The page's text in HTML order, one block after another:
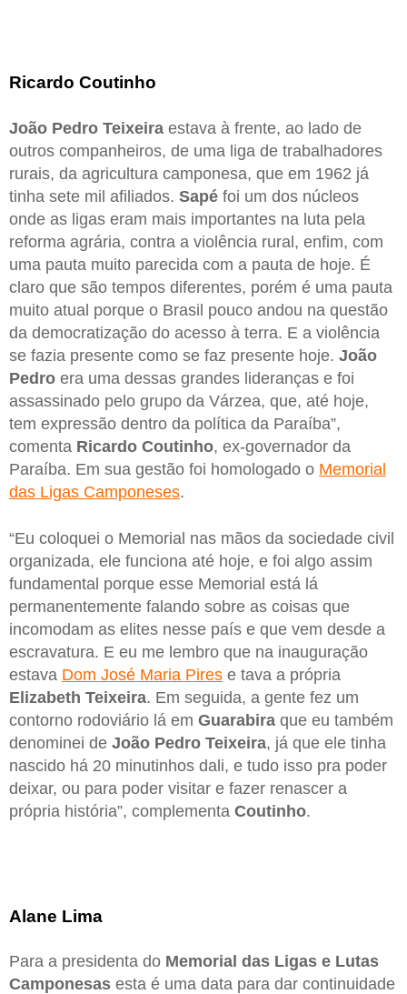
Ricardo Coutinho
João Pedro Teixeira estava à frente, ao lado de
outros companheiros, de uma liga de trabalhadores
rurais, da agricultura camponesa, que em 1962 já
tinha sete mil afiliados. Sapé foi um dos núcleos
onde as ligas eram mais importantes na luta pela
reforma agrária, contra a violência rural, enfim, com
uma pauta muito parecida com a pauta de hoje. É
claro que são tempos diferentes, porém é uma pauta
muito atual porque o Brasil pouco andou na questão
da democratização do acesso à terra. E a violência
se fazia presente como se faz presente hoje. João
Pedro era uma dessas grandes lideranças e foi
assassinado pelo grupo da Várzea, que, até hoje,
tem expressão dentro da política da Paraíba”,
comenta Ricardo Coutinho, ex-governador da
Paraíba. Em sua gestão foi homologado o Memorial
das Ligas Camponeses.
“Eu coloquei o Memorial nas mãos da sociedade civil
organizada, ele funciona até hoje, e foi algo assim
fundamental porque esse Memorial está lá
permanentemente falando sobre as coisas que
incomodam as elites nesse país e que vem desde a
escravatura. E eu me lembro que na inauguração
estava Dom José Maria Pires e tava a própria
Elizabeth Teixeira. Em seguida, a gente fez um
contorno rodoviário lá em Guarabira que eu também
denominei de João Pedro Teixeira, já que ele tinha
nascido há 20 minutinhos dali, e tudo isso pra poder
deixar, ou para poder visitar e fazer renascer a
própria história”, complementa Coutinho.
Alane Lima
Para a presidenta do Memorial das Ligas e Lutas
Camponesas esta é uma data para dar continuidade